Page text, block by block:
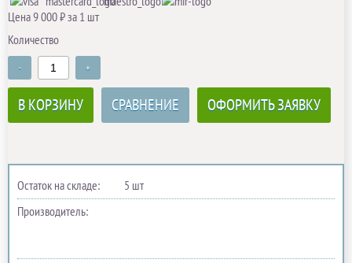
Цена 9 000 ₽ за 1 шт
Количество
- +
В КОРЗИНУ СРАВНЕНИЕ ОФОРМИТЬ ЗАЯВКУ
Остаток на складе:
5 шт
Производитель: